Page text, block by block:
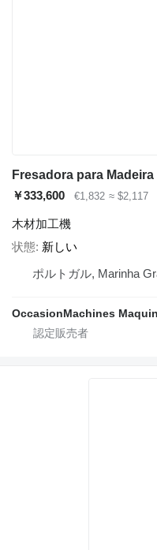
Fresadora para
￥333,600
€1,832 ≈ $2,117
木材加工機
状態 新しい
ポルトガル, Marinha
OccasionMachines